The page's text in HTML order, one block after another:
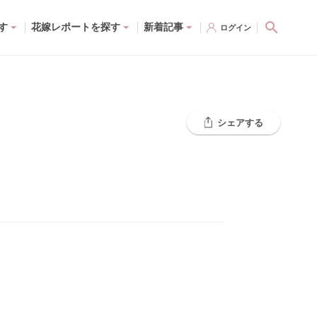
花嫁レポートを探す 新着記事 ログイン
シェアする